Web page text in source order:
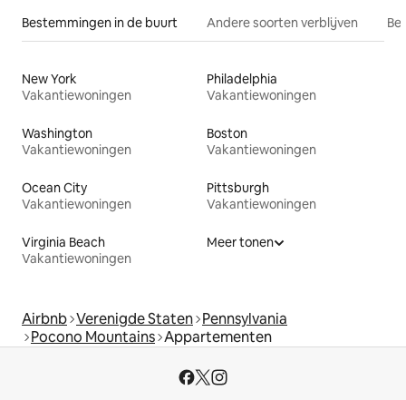
Bestemmingen in de buurt Andere soorten verblijven
New York
Vakantiewoningen
Philadelphia
Vakantiewoningen
Washington
Vakantiewoningen
Boston
Vakantiewoningen
Ocean City
Vakantiewoningen
Pittsburgh
Vakantiewoningen
Virginia Beach
Vakantiewoningen
Meer tonen
Airbnb Verenigde Staten Pennsylvania
Pocono Mountains Appartementen